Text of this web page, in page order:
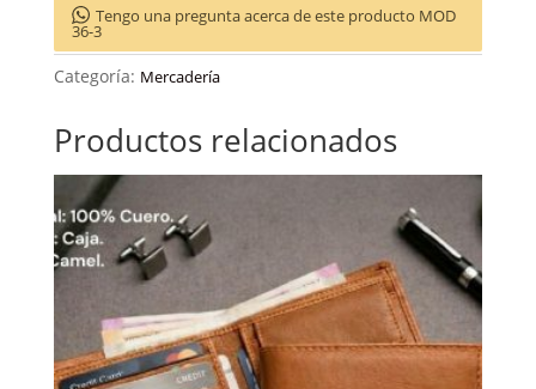
Tengo una pregunta acerca de este producto MOD
36-3
Categoría: Mercadería
Productos relacionados